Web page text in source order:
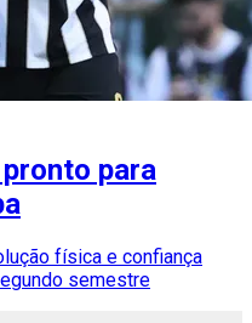
para
física e confiança
semestre